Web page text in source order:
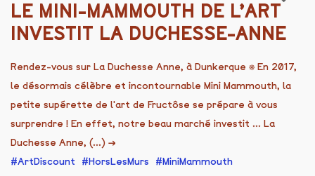
LE MINI-MAMMOUTH DE L’ART
INVESTIT LA DUCHESSE-ANNE
Rendez-vous sur La Duchesse Anne, à Dunkerque ⎈ En 2017,
le désormais célèbre et incontournable Mini Mammouth, la
petite supérette de l'art de Fructôse se prépare à vous
surprendre ! En effet, notre beau marché investit ... La
Duchesse Anne, (...) →
ArtDiscount
HorsLesMurs MiniMammouth